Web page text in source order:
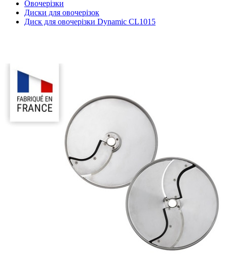
Овочерізки
Диски для овочерізок
Диск для овочерізки Dynamic CL1015